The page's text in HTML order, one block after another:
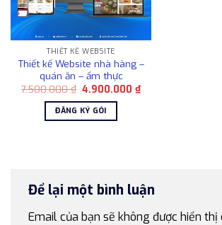
THIẾT KẾ WEBSITE
Thiết kế Website nhà hàng –
quán ăn – ẩm thực
7.500.000₫ Giá
là:
7.500.000 ₫.
4.900.000₫Giá
hiện
ĐĂNG KÝ GÓI
Để lại một bình luận
Email của bạn sẽ không được hiển thị